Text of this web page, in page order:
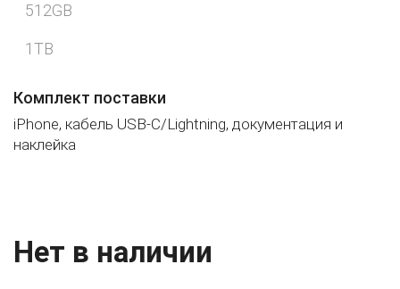
512GB
1TB
Комплект поставки
iPhone, кабель USB-C/Lightning, документация и
наклейка
Нет в наличии